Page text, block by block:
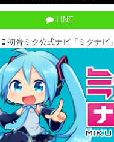
LINE
初音ミク公式ナビ「ミクナビ」